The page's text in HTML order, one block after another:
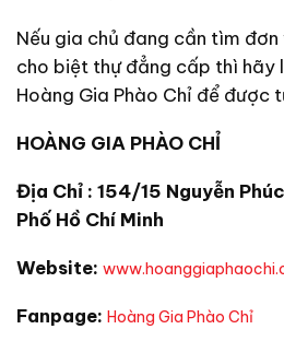
Nếu gia chủ đang cần tìm
cho biệt thự đẳng cấp thì hãy
Hoàng Gia Phào Chỉ để được
HOÀNG GIA PHÀO CHỈ
Địa Chỉ : 154/15 Nguyễn
Phố Hồ Chí Minh
Website:
Fanpage: Hoàng Gia Phào Chỉ